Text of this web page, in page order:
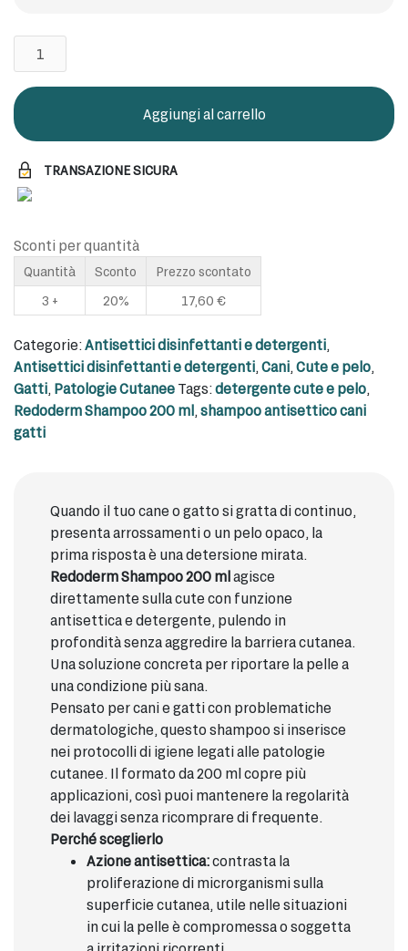
Redoderm
Shampoo
200ml
quantità
Aggiungi al carrello
TRANSAZIONE SICURA
Sconti per quantità
Quantità Sconto
Prezzo scontato
3 +
20% 17,60 €
Categorie: Antisettici disinfettanti e detergenti
Antisettici disinfettanti e detergenti Cani Cute e pelo
Gatti Patologie Cutanee Tags:detergente cute e pelo
Redoderm Shampoo 200 ml shampoo antisettico cani
gatti
Quando il tuo cane o gatto si gratta di continuo,
presenta arrossamenti o un pelo opaco, la
prima risposta è una detersione mirata.
Redoderm Shampoo 200 mlagisce
direttamente sulla cute con funzione
antisettica e detergente, pulendo in
profondità senza aggredire la barriera cutanea.
Una soluzione concreta per riportare la pelle a
una condizione più sana.
Pensato per cani e gatti con problematiche
dermatologiche, questo shampoo si inserisce
nei protocolli di igiene legati alle patologie
cutanee. Il formato da 200 ml copre più
applicazioni, così puoi mantenere la regolarità
dei lavaggi senza ricomprare di frequente.
Perché sceglierlo
Azione antisettica:contrasta la
proliferazione di microrganismi sulla
superficie cutanea, utile nelle situazioni
in cui la pelle è compromessa o soggetta